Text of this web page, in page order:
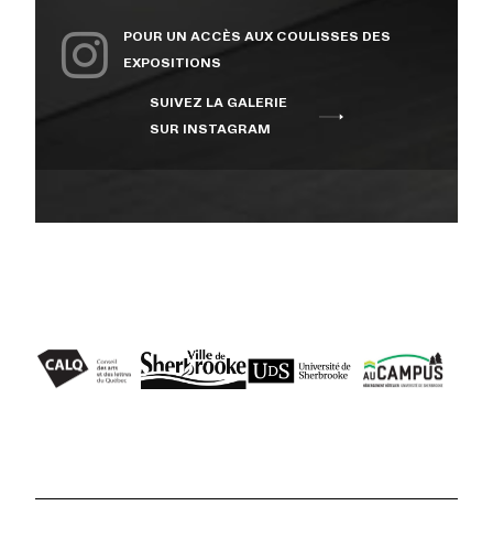
NOUS JOINDRE
CENTRE CULTUREL DE
POUR UN ACCÈS AUX COULISSES DES
EXPOSITIONS
SUIVEZ LA GALERIE
SUR INSTAGRAM